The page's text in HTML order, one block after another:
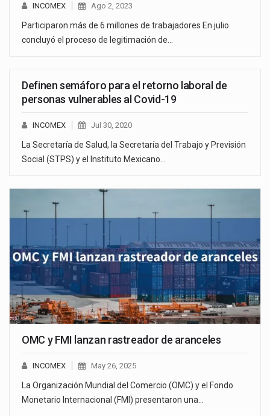
INCOMEX Ago 2, 2023
Participaron más de 6 millones de trabajadores En julio
concluyó el proceso de legitimación de…
Definen semáforo para el retorno laboral de
personas vulnerables al Covid-19
INCOMEX Jul 30, 2020
La Secretaría de Salud, la Secretaría del Trabajo y Previsión
Social (STPS) y el Instituto Mexicano…
OMC y FMI lanzan rastreador de aranceles
INCOMEX May 26, 2025
La Organización Mundial del Comercio (OMC) y el Fondo
Monetario Internacional (FMI) presentaron una…